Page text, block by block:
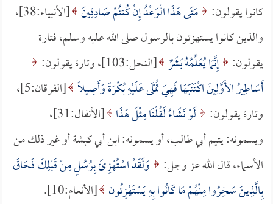
كانوا يقولون: مَتَى هَذَا الْوَعْدُ إِنْ كُنتُمْ صَادِقِينَ
[الأنبياء:38]،
والذين كانوا يستهزئون بالرسول صلى الله عليه وسلم، فتارة
يقولون: إِنَّمَا يُعَلِّمُهُ بَشَرٌ [النحل:103]، وتارة يقولون:
أَسَاطِيرُ الأَوَّلِينَ اكْتَتَبَهَا فَهِيَ تُمْلَى عَلَيْهِ بُكْرَةً وَأَصِيلاً
[الفرقان:5]،
وتارة يقولون: لَوْ نَشَاءُ لَقُلْنَا مِثْلَ هَذَا
[الأنفال:31]،
ويسمونه: يتيم أبي طالب، أو يسمونه: ابن أبي كبشة أو غير ذلك من
الأسماء، قال الله عز وجل:
وَلَقَدْ اسْتُهْزِئَ بِرُسُلٍ مِنْ قَبْلِكَ فَحَاقَ
بِالَّذِينَ سَخِرُوا مِنْهُمْ مَا كَانُوا بِهِ يَسْتَهْزِئُون [الأنعام:10].